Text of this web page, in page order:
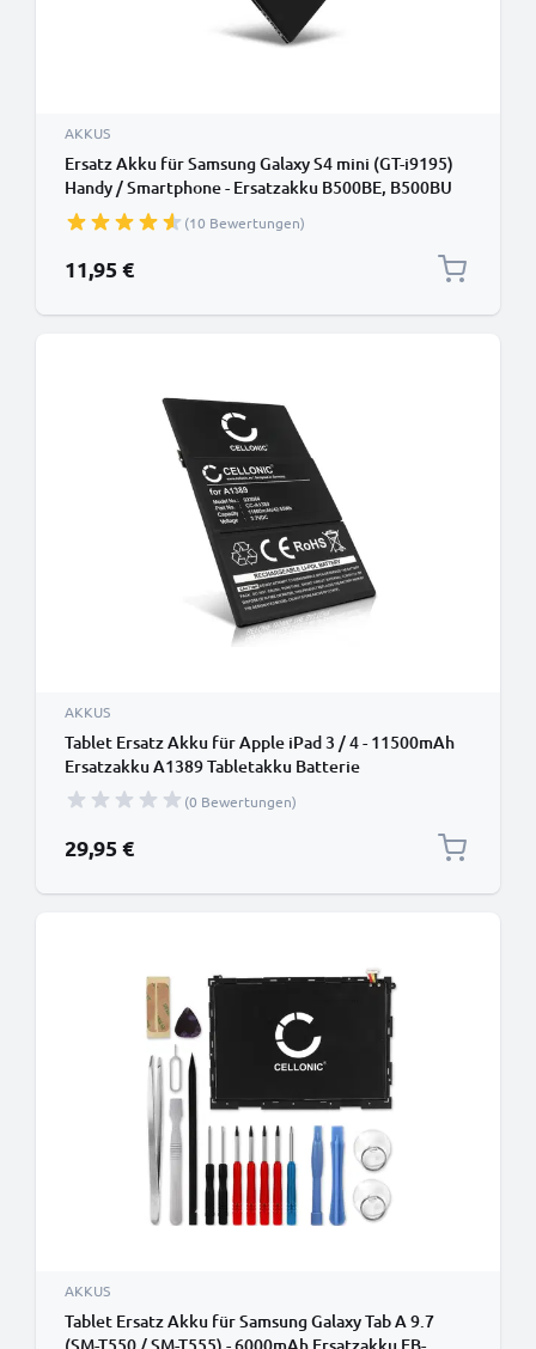
AKKUS
Ersatz Akku für Samsung Galaxy S4 mini (GT-i9195)
Handy / Smartphone - Ersatzakku B500BE, B500BU
1900mAh , Handyakku(10 Bewertungen)
11,95 €
AKKUS
Tablet Ersatz Akku für Apple iPad 3 / 4 - 11500mAh
Ersatzakku A1389 Tabletakku Batterie
(0 Bewertungen)
29,95 €
AKKUS
Tablet Ersatz Akku für Samsung Galaxy Tab A 9.7